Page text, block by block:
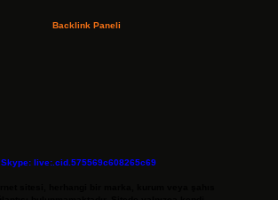
Skype: live:.cid.575569c608265c69